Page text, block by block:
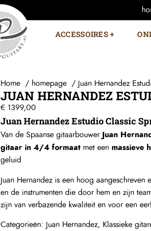
ACCESSOIRES
Home homepage Juan Hernandez
JUAN HERNANDEZ
€ 1399,00
JuanHernandez Estudio Classic
Van de Spaanse gitaarbouwer Juan
gitaar in 4/4 formaat met een massieve
geluid
Juan Hernandez is een hoog
en de instrumenten die door hem en zijn
zijn van verbazende kwaliteit en voor een
Categorieën: Juan Hernandez, Klassieke